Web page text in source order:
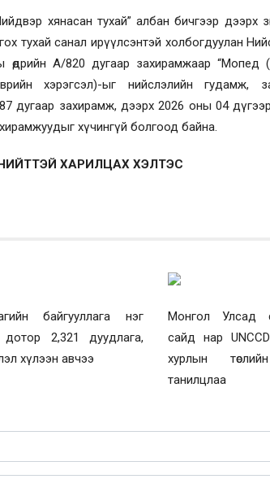
хянасан тухай” албан бичгээр дээрх
тухай санал ирүүлсэнтэй холбогдуулан
А/820 дугаар захирамжаар “Мопед
хэрэгсэл)-ыг нийслэлийн гудамж,
дугаар захирамж, дээрх 2026 оны 04
хүчингүй болгоод байна.
ХАРИЛЦАХ ХЭЛТЭС
байгууллага нэг
дотор 2,321 дуудлага,
хүлээн авчээ
Монгол Улсад
сайд нар
хурлын
танилцлаа